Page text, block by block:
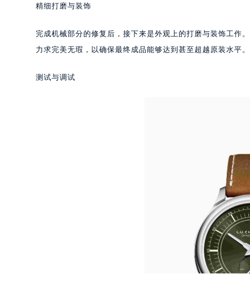
苏州市苏州工业园区星港街199号苏州中心
武汉市江汉区解放大道686号世界贸易大厦38
昆明市盘龙区北京路928号同德昆明广场写
石家庄市长安区中山东路39号勒泰中心写字
西安市碑林区南关正街88号华侨城长安国际
海口市龙华区金贸东路5号海口华润大厦B座
唐山市路南区新华东道100号万达广场写字
台州市椒江区东海大道1800号腾达中心东1
内蒙古自治区呼和浩特市玉泉区大学西街70
甘肃省兰州市七里河区西津西路16号兰州中
重庆市解放碑渝中区民权路28号英利国际金
精细打磨与装饰
完成机械部分的修复后，接下来是外观上的打磨与装饰工作
力求完美无瑕，以确保最终成品能够达到甚至超越原装水平。
测试与调试